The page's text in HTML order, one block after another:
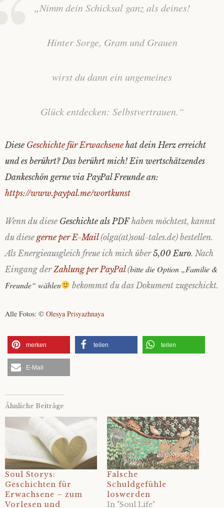
„Nimm dein Schicksal ganz als deines!
Hinter Sorge, Gram und Grauen
wirst du dann ein ungemeines
Glück entdecken: Selbstvertrauen.“
Diese Geschichte für Erwachsene hat dein Herz erreicht
und es berührt? Das berührt mich! Ein wertschätzendes
Dankeschön gerne via PayPal Freunde an:
https://www.paypal.me/wortkunst
Wenn du diese Geschichte als PDFhaben möchtest, kannst
du diese gerne per E-Mail(olga(at)soul-tales.de) bestellen.
Als Energieausgleich freue ich mich über5,00 Euro. Nach
Eingang derZahlung per PayPal(bitte die Option „Familie &
Freunde“ wählen
bekommst du das Dokument zugeschickt.
Alle Fotos: © Olesya Prisyazhnaya
merken teilen teilen
E-Mail
Ähnliche Beiträge
Soul Storys:
Geschichten für
Erwachsene – zum
Vorlesen und
Falsche
Schuldgefühle
loswerden
In "Soul Life"